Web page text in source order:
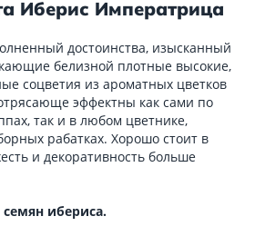
Иберис Императрица
достоинства, изысканный
белизной плотные высокие,
соцветия из ароматных цветков
эффектны как сами по
так и в любом цветнике,
рабатках. Хорошо стоит в
и декоративность больше
семян ибериса.